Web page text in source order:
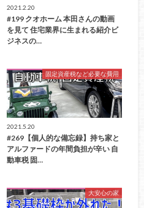
2021.2.20
#199 クオホーム 本田さんの動画
を見て 住宅業界に生まれる紹介ビ
ジネスの…
固定資産税など必要な費用
2021.5.20
#269【個人的な備忘録】持ち家と
アルファードの年間負担が辛い 自
動車税 固…
大安心の家